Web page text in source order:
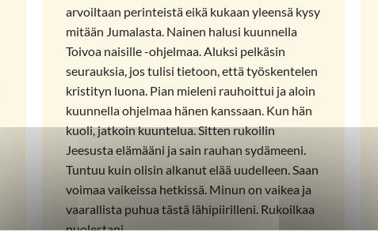
arvoiltaan perinteistä eikä kukaan yleensä kysy
mitään Jumalasta. Nainen halusi kuunnella
Toivoa naisille -ohjelmaa. Aluksi pelkäsin
seurauksia, jos tulisi tietoon, että työskentelen
kristityn luona. Pian mieleni rauhoittui ja aloin
kuunnella ohjelmaa hänen kanssaan. Kun hän
kuoli, jatkoin kuuntelua. Sitten rukoilin
Jeesusta elämääni ja sain rauhan sydämeeni.
Tuntuu kuin olisin alkanut elää uudelleen. Saan
voimaa vaikeissa hetkissä. Minun on vaikea ja
vaarallista puhua tästä lähipiirilleni. Rukoilkaa
puolestani.